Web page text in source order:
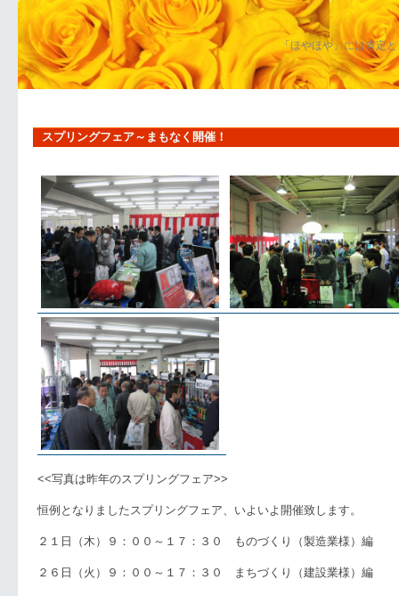
「ほやほや」には肯定
スプリングフェア～まもなく開催！
<<写真は昨年のスプリングフェア>>
恒例となりましたスプリングフェア、いよいよ開催致します。
２１日（木）９：００～１７：３０ ものづくり（製造業様）編
２６日（火）９：００～１７：３０ まちづくり（建設業様）編